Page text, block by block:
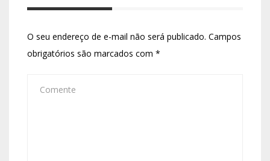
O seu endereço de e-mail não será publicado. Campos
obrigatórios são marcados com *